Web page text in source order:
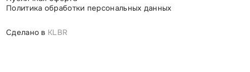
Политика обработки персональных данных
Сделано в KLBR